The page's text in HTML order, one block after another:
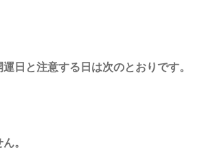
日と注意する日は次のとおりです。
。